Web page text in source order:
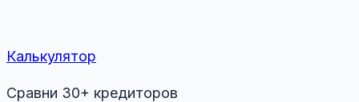
Калькулятор
Сравни 30+ кредиторов